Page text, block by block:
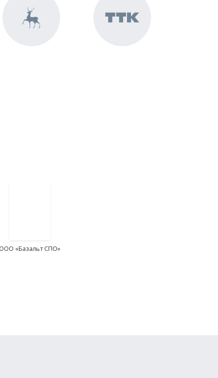
ООО «Базальт СПО»